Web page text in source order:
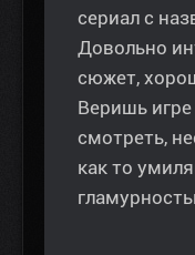
сериал с
Довольно
сюжет,
Веришь игре
смотреть,
как то